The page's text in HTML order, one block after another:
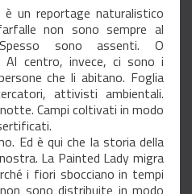
un reportage naturalistico
non sono sempre al
Spesso sono assenti. O
Al centro, invece, ci sono i
che li abitano. Foglia
attivisti ambientali.
Campi coltivati in modo
Ed è qui che la storia della
La Painted Lady migra
i fiori sbocciano in tempi